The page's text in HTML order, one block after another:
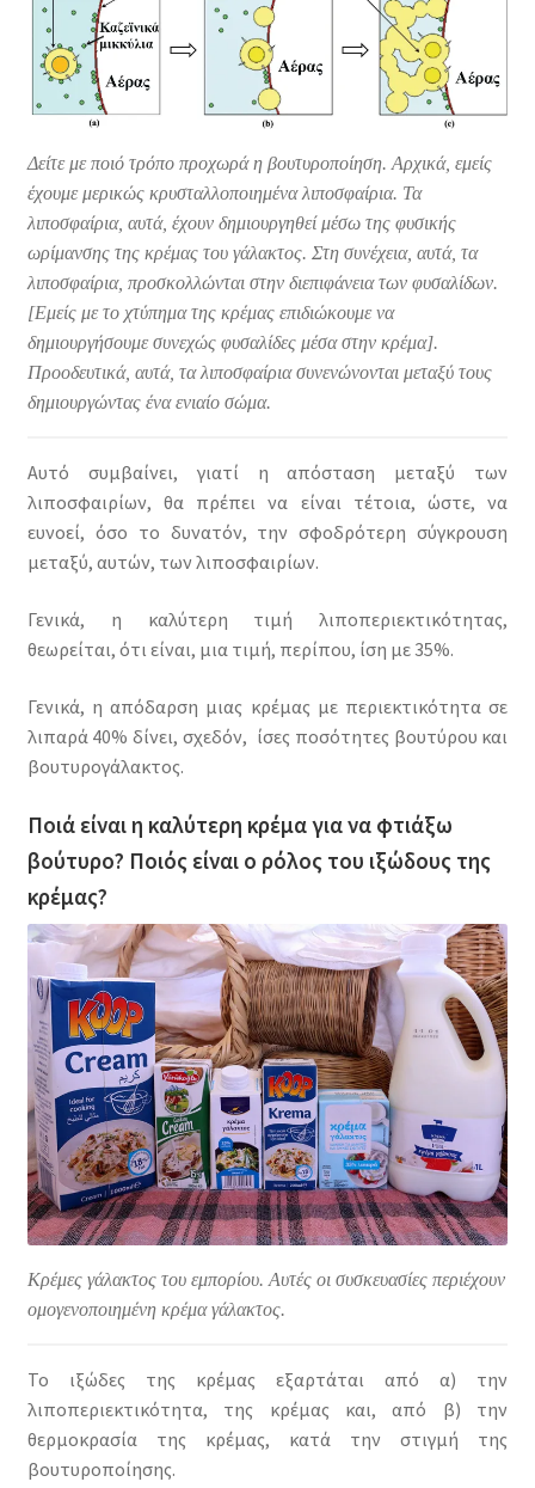
Δείτε με ποιό τρόπο προχωρά η βουτυροποίηση. Αρχικά, εμείς
έχουμε μερικώς κρυσταλλοποιημένα λιποσφαίρια. Τα
λιποσφαίρια, αυτά, έχουν δημιουργηθεί μέσω της φυσικής
ωρίμανσης της κρέμας του γάλακτος. Στη συνέχεια, αυτά, τα
λιποσφαίρια, προσκολλώνται στην διεπιφάνεια των φυσαλίδων.
[Εμείς με το χτύπημα της κρέμας επιδιώκουμε να
δημιουργήσουμε συνεχώς φυσαλίδες μέσα στην κρέμα].
Προοδευτικά, αυτά, τα λιποσφαίρια συνενώνονται μεταξύ τους
δημιουργώντας ένα ενιαίο σώμα.
Αυτό συμβαίνει, γιατί η απόσταση μεταξύ των
λιποσφαιρίων, θα πρέπει να είναι τέτοια, ώστε, να
ευνοεί, όσο το δυνατόν, την σφοδρότερη σύγκρουση
μεταξύ, αυτών, των λιποσφαιρίων.
Γενικά, η καλύτερη τιμή λιποπεριεκτικότητας,
θεωρείται, ότι είναι, μια τιμή, περίπου, ίση με 35%.
Γενικά, η απόδαρση μιας κρέμας με περιεκτικότητα σε
λιπαρά 40% δίνει, σχεδόν, ίσες ποσότητες βουτύρου και
βουτυρογάλακτος.
Ποιά είναι η καλύτερη κρέμα για να φτιάξω
βούτυρο? Ποιός είναι ο ρόλος του ιξώδους της
κρέμας?
Κρέμες γάλακτος του εμπορίου. Αυτές οι συσκευασίες περιέχουν
ομογενοποιημένη κρέμα γάλακτος.
Το ιξώδες της κρέμας εξαρτάται από α) την
λιποπεριεκτικότητα, της κρέμας και, από β) την
θερμοκρασία της κρέμας, κατά την στιγμή της
βουτυροποίησης.